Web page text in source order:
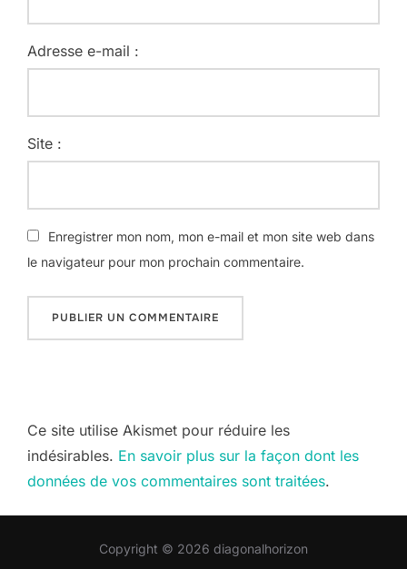
Adresse e-mail :
Site :
Enregistrer mon nom, mon e-mail et mon site web dans
le navigateur pour mon prochain commentaire.
Ce site utilise Akismet pour réduire les
indésirables. En savoir plus sur la façon dont les
données de vos commentaires sont traitées.
Copyright © 2026 diagonalhorizon